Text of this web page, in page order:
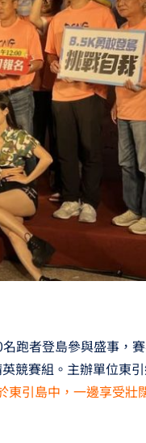
跑者登島參與盛事，
競賽組。主辦單位東
東引島中，一邊享受壯